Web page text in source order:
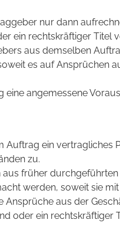
nur dann
ein rechtskräftiger Titel
aus demselben
es auf Ansprüchen
angemessene
Auftrag ein vertragliches
zu.
früher durchgeführten
werden, soweit sie
Ansprüche aus der
oder ein rechtskräftiger